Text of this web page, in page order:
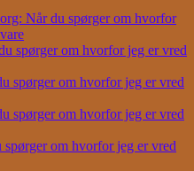
Når du spørger om hvorfor
spørger om hvorfor jeg er vred
spørger om hvorfor jeg er vred
spørger om hvorfor jeg er vred
om hvorfor jeg er vred